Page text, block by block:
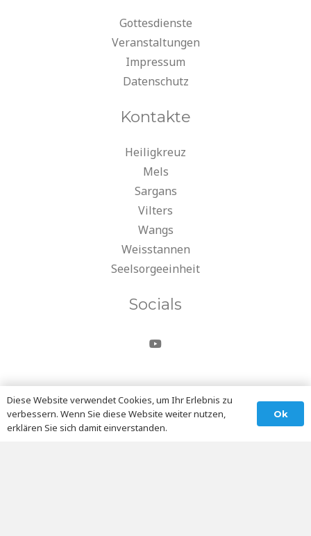
Gottesdienste
Veranstaltungen
Impressum
Datenschutz
Kontakte
Heiligkreuz
Mels
Sargans
Vilters
Wangs
Weisstannen
Seelsorgeeinheit
Socials
Diese Website verwendet Cookies, um Ihr Erlebnis zu
verbessern. Wenn Sie diese Website weiter nutzen,
erklären Sie sich damit einverstanden.
Ok